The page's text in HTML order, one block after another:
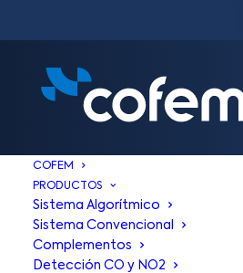
COFEM
PRODUCTOS
Sistema Algorítmico
Sistema Convencional
Complementos
Detección CO y NO2